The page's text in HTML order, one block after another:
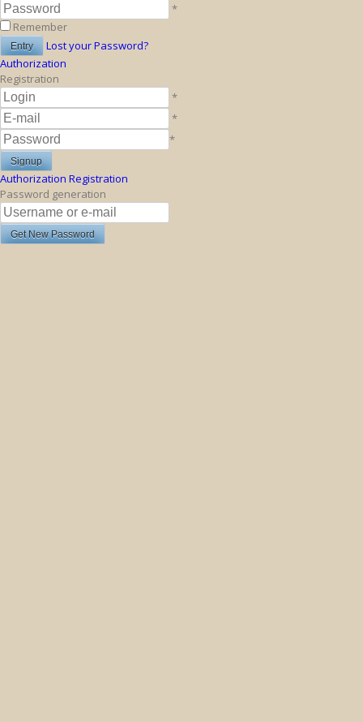
*
Remember
Lost your Password?
Authorization
Registration
*
*
*
Authorization Registration
Password generation